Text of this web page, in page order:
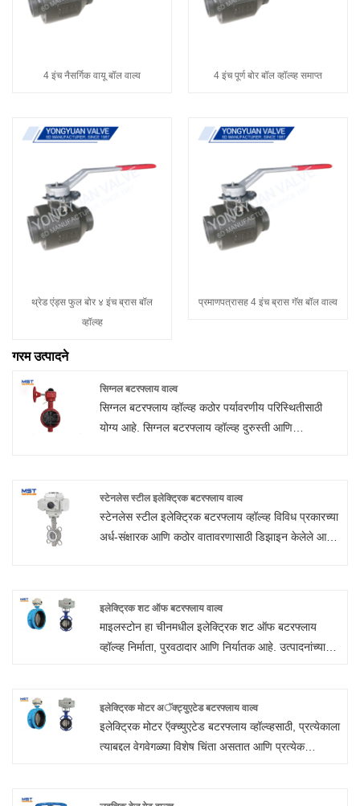
4 इंच नैसर्गिक वायू बॉल वाल्व 4 इंच पूर्ण बोर बॉल व्हॉल्व्ह समाप्त
थ्रेड एंड्स फुल बोर ४ इंच ब्रास बॉल
व्हॉल्व्ह
प्रमाणपत्रासह 4 इंच ब्रास गॅस बॉल वाल्व
गरम उत्पादने
सिग्नल बटरफ्लाय वाल्व
सिग्नल बटरफ्लाय व्हॉल्व्ह कठोर पर्यावरणीय परिस्थितीसाठी
योग्य आहे. सिग्नल बटरफ्लाय व्हॉल्व्ह दुरुस्ती आणि
स्टेनलेस स्टील इलेक्ट्रिक बटरफ्लाय वाल्व
स्टेनलेस स्टील इलेक्ट्रिक बटरफ्लाय व्हॉल्व्ह विविध प्रकारच्या
अर्ध-संक्षारक आणि कठोर वातावरणासाठी डिझाइन केलेले आहे.
किंवा PTFE/EPDM लाइनर पर्यायांसह शाफ्ट यांचा समावेश
इलेक्ट्रिक शट ऑफ बटरफ्लाय वाल्व
माइलस्टोन हा चीनमधील इलेक्ट्रिक शट ऑफ बटरफ्लाय
व्हॉल्व्ह निर्माता, पुरवठादार आणि निर्यातक आहे. उत्पादनांच्या
अत्यंत डिझाइन, दर्जेदार कच्चा माल, उच्च कार्यक्षमता आणि
स्पर्धात्मक किंमत ही प्रत्येक ग्राहकाला हवी असते आणि तेच
आम्ही तुम्हाला देऊ शकतो. अर्थात, आमची परिपूर्ण विक्री-
इलेक्ट्रिक मोटर अॅक्ट्युएटेड बटरफ्लाय वाल्व
इलेक्ट्रिक मोटर ऍक्च्युएटेड बटरफ्लाय व्हॉल्व्हसाठी, प्रत्येकाला
त्याबद्दल वेगवेगळ्या विशेष चिंता असतात आणि प्रत्येक